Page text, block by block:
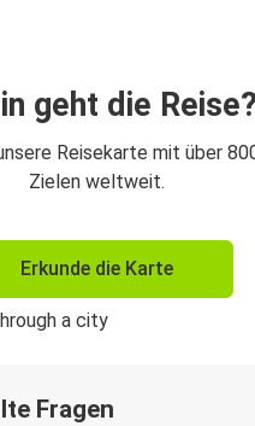
geht die Reise?
Reisekarte mit über
Zielen weltweit.
Erkunde die Karte
Fragen